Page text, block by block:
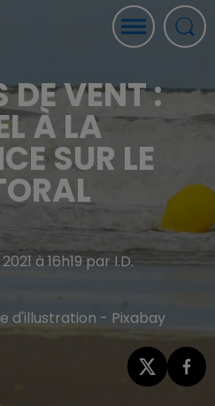
DE VENT :
À LA
SUR LE
à 16h19 par I.D.
d'illustration - Pixabay